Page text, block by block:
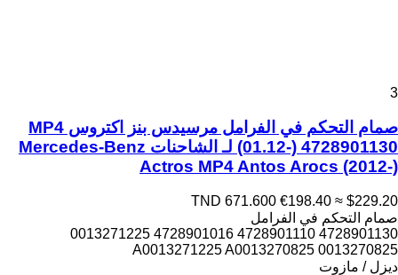
3
صمام التحكم في الفرامل مرسيدس بنز اكتروس MP4
(01.12-) 4728901130 لـ الشاحنات Mercedes-Benz
Actros MP4 Antos Arocs (2012-)
TND 671.600 €198.40 ≈ $229.20
صمام التحكم في الفرامل
4728901130 4728901110 4728901016 0013271225
A0013271225 A0013270825 0013270825
ديزل / مازوت